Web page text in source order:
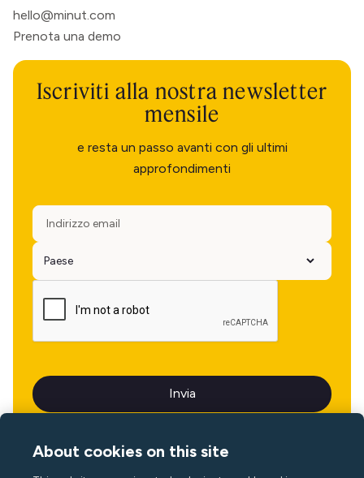
hello@minut.com
Prenota una demo
Iscriviti alla nostra newsletter
mensile
e resta un passo avanti con gli ultimi
approfondimenti
About cookies on this site